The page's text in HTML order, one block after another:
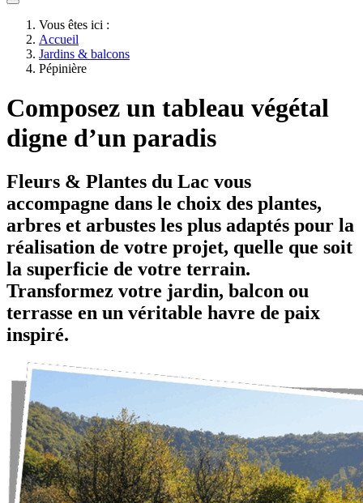
Vous êtes ici :
Accueil
Jardins & balcons
Pépinière
Composez un tableau végétal
digne d’un paradis
Fleurs & Plantes du Lac vous
accompagne dans le choix des plantes,
arbres et arbustes les plus adaptés pour la
réalisation de votre projet, quelle que soit
la superficie de votre terrain.
Transformez votre jardin, balcon ou
terrasse en un véritable havre de paix
inspiré.